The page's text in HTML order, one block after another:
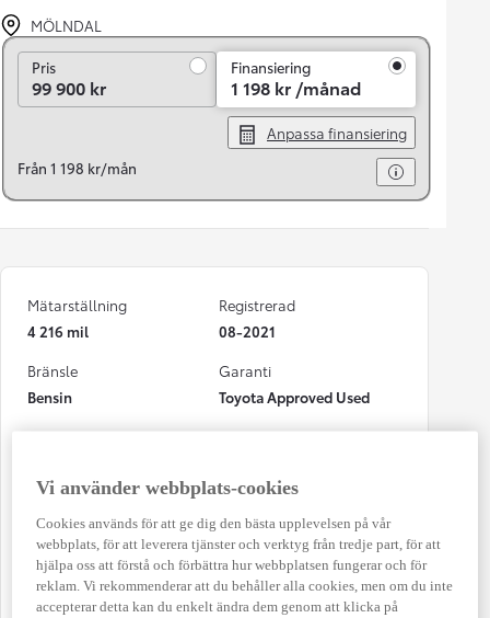
MÖLNDAL
Pris
99 900 kr
Finansiering
1 198 kr /månad
Anpassa finansiering
Från 1 198 kr/mån
Mätarställning
4 216 mil
Registrerad
08-2021
Bränsle
Bensin
Garanti
Toyota Approved Used
Manuell
53 kw (72 hk)
Färg
Super White 2
Kombinerad Co2
111 g/km
Vi använder webbplats-cookies
Cookies används för att ge dig den bästa upplevelsen på vår
webbplats, för att leverera tjänster och verktyg från tredje part, för att
hjälpa oss att förstå och förbättra hur webbplatsen fungerar och för
reklam. Vi rekommenderar att du behåller alla cookies, men om du inte
accepterar detta kan du enkelt ändra dem genom att klicka på